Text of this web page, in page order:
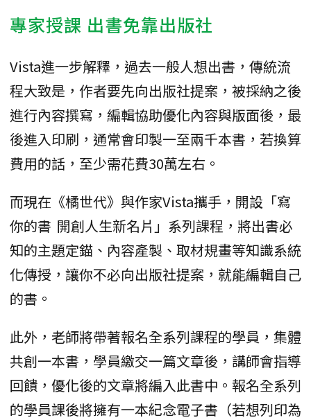
專家授課 出書免靠出版社
Vista進一步解釋，過去一般人想出書，傳統流
程大致是，作者要先向出版社提案，被採納之後
進行內容撰寫，編輯協助優化內容與版面後，最
後進入印刷，通常會印製一至兩千本書，若換算
費用的話，至少需花費30萬左右。
而現在《橘世代》與作家Vista攜手，開設「寫
你的書 開創人生新名片」系列課程，將出書必
知的主題定錨、內容產製、取材規畫等知識系統
化傳授，讓你不必向出版社提案，就能編輯自己
的書。
此外，老師將帶著報名全系列課程的學員，集體
共創一本書，學員繳交一篇文章後，講師會指導
回饋，優化後的文章將編入此書中。報名全系列
的學員課後將擁有一本紀念電子書（若想列印為